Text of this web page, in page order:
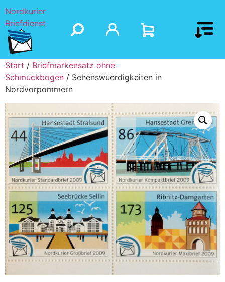
Nordkurier
Briefdienst
Start / Briefmarkensatz ohne
Schmuckbogen / Sehenswuerdigkeiten in
Nordvorpommern